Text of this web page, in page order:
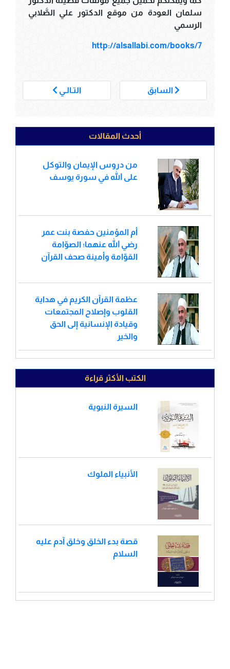
سلمان العودة من موقع الدكتور علي الصَّلابي
الرسمي
http://alsallabi.com/books/7
السابق التـالـي
أحدث المقالات
من دروس الإيمان والتوكل
على الله في سورة يوسف
أم المؤمنين حفصة بنت عمر
رضي الله عنهما؛ الصوّامة
القوّامة وأمينة صحف القرآن
عظمة القرآن الكريم في هداية
القلوب وإصلاح المجتمعات
وقيادة الإنسانية إلى الحق
والخير
الكتب الأكثر قراءة
السيرة النبوية
الأنبياء الملوك
قصة بدء الخلق وخلق آدم عليه
السلام